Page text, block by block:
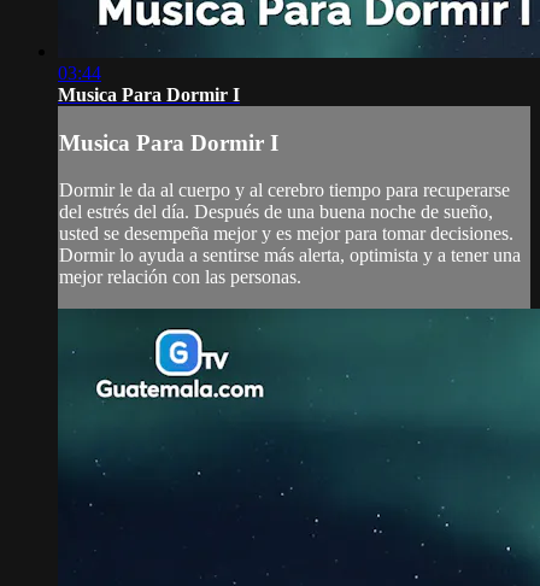
03:44
Musica Para Dormir I
Musica Para Dormir I
Dormir le da al cuerpo y al cerebro tiempo para recuperarse
del estrés del día. Después de una buena noche de sueño,
usted se desempeña mejor y es mejor para tomar decisiones.
Dormir lo ayuda a sentirse más alerta, optimista y a tener una
mejor relación con las personas.